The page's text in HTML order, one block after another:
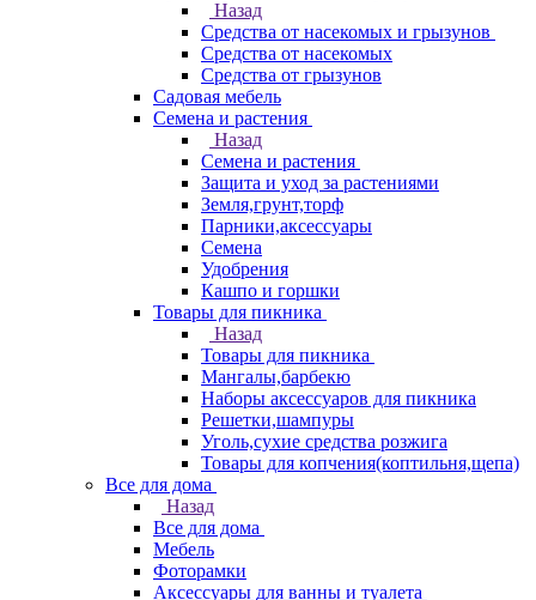
Назад
Средства от насекомых и грызунов
Средства от насекомых
Средства от грызунов
Садовая мебель
Семена и растения
Назад
Семена и растения
Защита и уход за растениями
Земля,грунт,торф
Парники,аксессуары
Семена
Удобрения
Кашпо и горшки
Товары для пикника
Назад
Товары для пикника
Мангалы,барбекю
Наборы аксессуаров для пикника
Решетки,шампуры
Уголь,сухие средства розжига
Товары для копчения(коптильня,щепа)
Все для дома
Назад
Все для дома
Мебель
Фоторамки
Аксессуары для ванны и туалета